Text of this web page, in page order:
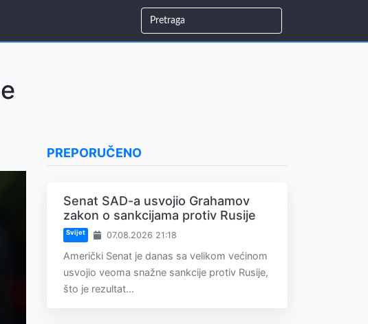
PREPORUČENO
Senat SAD-a usvojio Grahamov
zakon o sankcijama protiv Rusije
Svijet 07.08.2026 21:18
Američki Senat je danas sa velikom većinom
usvojio veoma snažne sankcije protiv Rusije,
što je rezultat...